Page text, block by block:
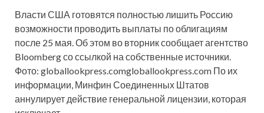
Власти США готовятся полностью лишить Россию
возможности проводить выплаты по облигациям
после 25 мая. Об этом во вторник сообщает агентство
Bloomberg со ссылкой на собственные источники.
Фото: globallookpress.comgloballookpress.com По их
информации, Минфин Соединенных Штатов
аннулирует действие генеральной лицензии, которая